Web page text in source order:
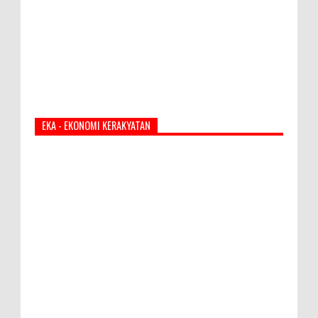
EKA - EKONOMI KERAKYATAN